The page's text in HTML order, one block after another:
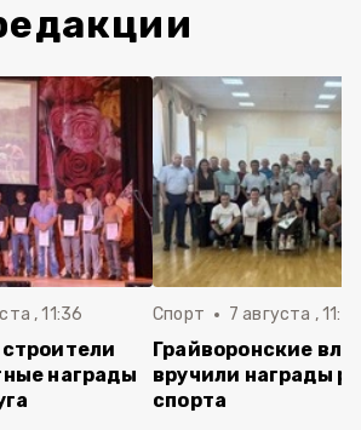
, 11:36
награды
Спорт 7 августа ,
Грайворонские
вручили награды
спорта